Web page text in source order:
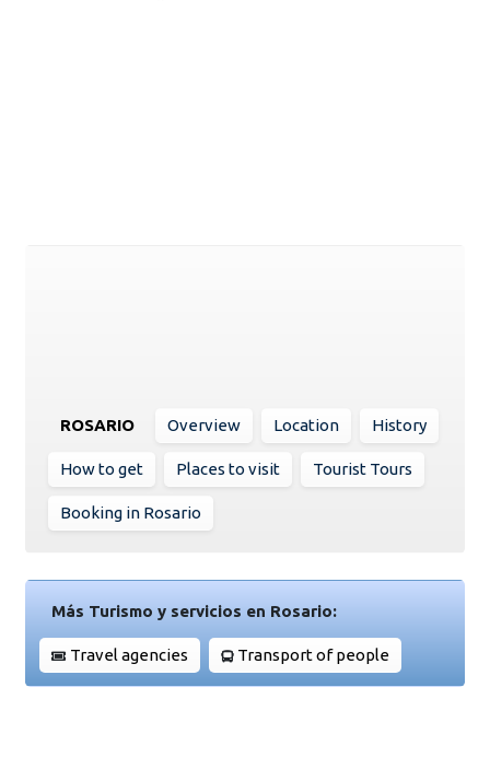
ROSARIO Overview Location History
How to get Places to visit Tourist Tours
Booking in Rosario
Más Turismo y servicios en Rosario:
Travel agencies Transport of people